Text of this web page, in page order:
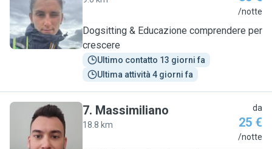
I /notte
Dogsitting & Educazione comprendere per
crescere
Ultimo contatto 13 giorni fa
Ultima attività 4 giorni fa
M
7. Massimiliano
18.8 km
da
25 €
/notte